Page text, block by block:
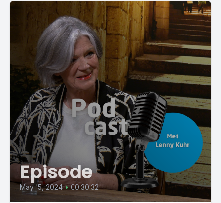
Episode
May 15, 2024 • 00:30:32